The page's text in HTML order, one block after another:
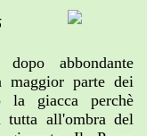
abbondante
maggior parte dei
giacca perchè
tutta all'ombra del